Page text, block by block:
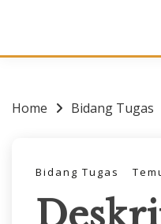
Home Bidang Tugas
Bidang Tugas